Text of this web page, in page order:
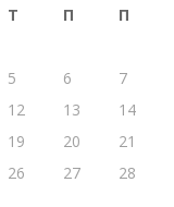
Τ Π Π
5 6 7
12 13 14
19 20 21
26 27 28